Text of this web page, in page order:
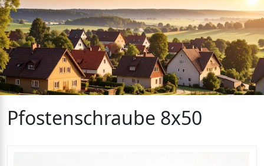
Pfostenschraube 8x50